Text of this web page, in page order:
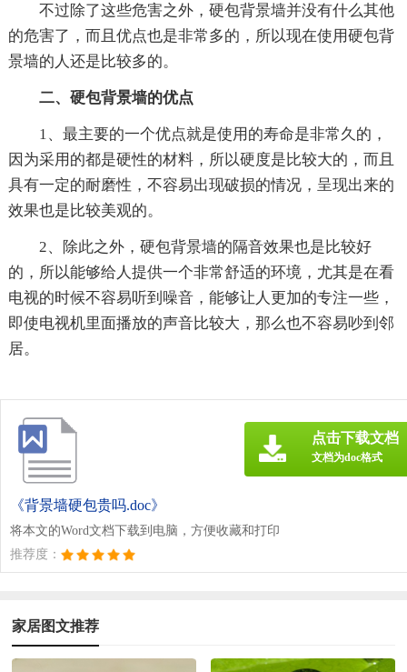
不过除了这些危害之外，硬包背景墙并没有什么其他
的危害了，而且优点也是非常多的，所以现在使用硬包背
景墙的人还是比较多的。
二、硬包背景墙的优点
1、最主要的一个优点就是使用的寿命是非常久的，
因为采用的都是硬性的材料，所以硬度是比较大的，而且
具有一定的耐磨性，不容易出现破损的情况，呈现出来的
效果也是比较美观的。
2、除此之外，硬包背景墙的隔音效果也是比较好
的，所以能够给人提供一个非常舒适的环境，尤其是在看
电视的时候不容易听到噪音，能够让人更加的专注一些，
即使电视机里面播放的声音比较大，那么也不容易吵到邻
居。
《背景墙硬包贵吗.doc》
将本文的Word文档下载到电脑，方便收藏和打印
推荐度：
点击下载文档
文档为doc格式
家居图文推荐